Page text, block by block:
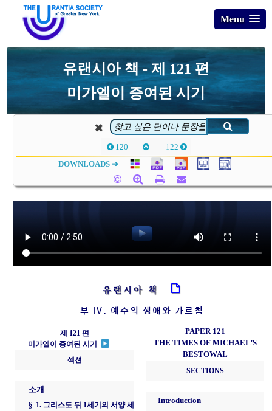
Menu
유랜시아 책 - 제 121 편
미가엘이 증여된 시기
120 122
DOWNLOADS ➔
유랜시아 책
부 IV. 예수의 생애와 가르침
제 121 편
미가엘이 증여된 시기
섹션
소개
§ 1. 그리스도 뒤 1세기의 서양 세
PAPER 121
THE TIMES OF MICHAEL’S
BESTOWAL
SECTIONS
Introduction